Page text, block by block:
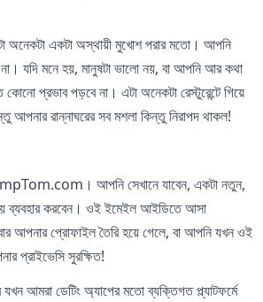
অনেকটা একটা অস্থায়ী মুখোশ পরার মতো। আপনি
যদি মনে হয়, মানুষটা ভালো নয়, বা আপনি আর কথা
প্রভাব পড়বে না। এটা অনেকটা রেস্টুরেন্টে গিয়ে
আপনার রান্নাঘরের সব মশলা কিন্তু নিরাপদ থাকল!
আপনি সেখানে যাবেন, একটা নতুন,
ব্যবহার করবেন। ওই ইমেইল আইডিতে আসা
আপনার প্রোফাইল তৈরি হয়ে গেলে, বা আপনি যখন ওই
প্রাইভেসি সুরক্ষিত!
আমরা ডেটিং অ্যাপের মতো ব্যক্তিগত প্ল্যাটফর্মে